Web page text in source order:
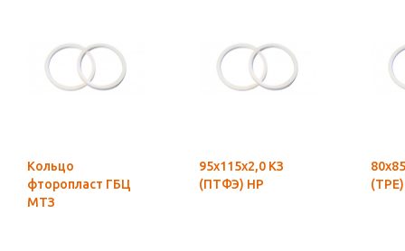
Кольцо
фторопласт ГБЦ
МТЗ
95х115х2,0 КЗ
(ПТФЭ) НР